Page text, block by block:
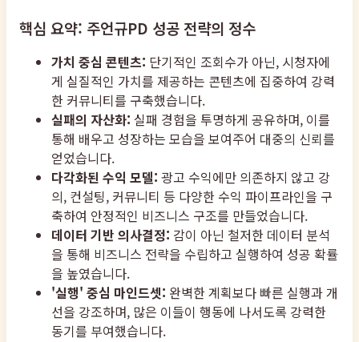
핵심 요약: 주언규PD 성공 전략의 정수
가치 중심 콘텐츠: 단기적인 조회수가 아닌, 시청자에
게 실질적인 가치를 제공하는 콘텐츠에 집중하여 강력
한 커뮤니티를 구축했습니다.
실패의 자산화: 실패 경험을 투명하게 공유하며, 이를
통해 배우고 성장하는 모습을 보여주어 대중의 신뢰를
얻었습니다.
다각화된 수익 모델: 광고 수익에만 의존하지 않고 강
의, 컨설팅, 커뮤니티 등 다양한 수익 파이프라인을 구
축하여 안정적인 비즈니스 구조를 만들었습니다.
데이터 기반 의사결정: 감이 아닌 철저한 데이터 분석
을 통해 비즈니스 전략을 수립하고 실행하여 성공 확률
을 높였습니다.
'실행' 중심 마인드셋: 완벽한 계획보다 빠른 실행과 개
선을 강조하며, 많은 이들이 행동에 나서도록 강력한
동기를 부여했습니다.